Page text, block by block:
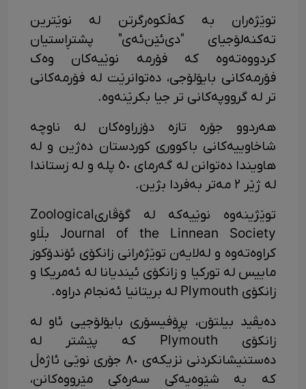
توێژەران بە کەڵکوەرگرتن لە نوێترین
تەکنەلۆجیای "دی‌ئێن‌ئەی" پشتڕاستیان
کردووەتەوە کە فۆرمە نوێیەکان وەک
فۆرمەکانی بایۆلۆجی، دەتوانرێت لە فۆرمەکانی
تر لە گرووپەکانی تر جیا بکرێنەوە.
هەردوو جۆرە تازە دۆزراوەکان لە ناوچە
شاخاوییەکانی باکووری کوردستان دەژین و لە
هاویندا دەتوانن لە گەرمای ٥٠ پلە و لە زستاندا
لە ژێر ٢ مەتر بەفردا بژین.
توێژینەوە نوێیەکە لە گۆڤاریZoological
Journal of the Linnean Society بڵاو
کراوەتەوە و لەلایەن توێژەرانی زانکۆی ئۆندۆکوز
ماییس لە تورکیا و زانکۆی ئیندیانا لە ئەمریکا و
زانکۆی Plymouth لە بریتانیا ئەنجام دراوە.
دەیڤید بیلتۆن، پڕۆفیسۆری بایۆلۆجیی ئاو لە
زانکۆی Plymouth کە پێشتر لە
دەستنیشانکردنی نزیکەی ٨٠ جۆری نوێی ئاژەڵ
کە بە شێوەیەکی سەرەکی مێرووەکانن،